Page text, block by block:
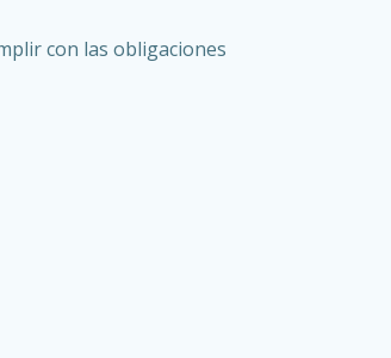
con las obligaciones